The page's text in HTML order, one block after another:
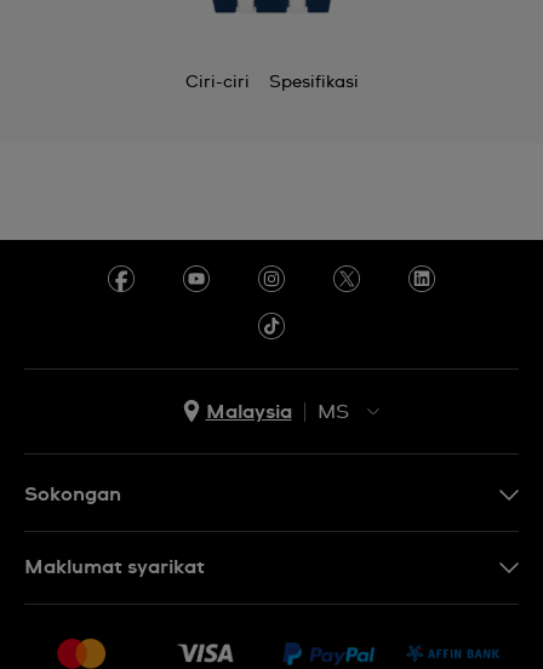
Ciri-ciri Spesifikasi
Malaysia
MS
Sokongan
Maklumat syarikat
Pekerjaan